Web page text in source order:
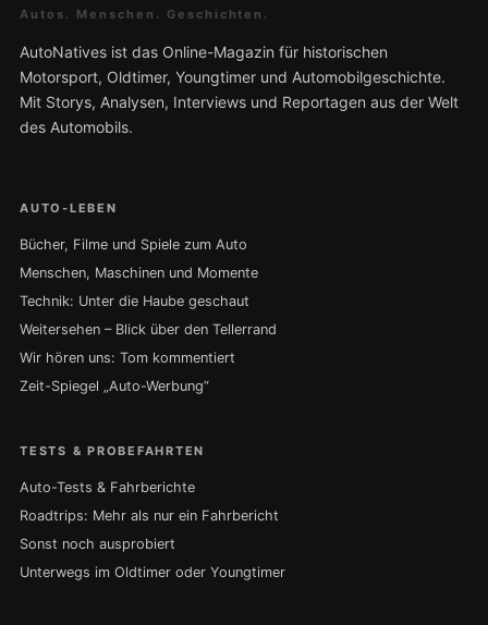
Autos. Menschen. Geschichten.
AutoNatives ist das Online-Magazin für historischen
Motorsport, Oldtimer, Youngtimer und Automobilgeschichte.
Mit Storys, Analysen, Interviews und Reportagen aus der Welt
des Automobils.
AUTO-LEBEN
Bücher, Filme und Spiele zum Auto
Menschen, Maschinen und Momente
Technik: Unter die Haube geschaut
Weitersehen – Blick über den Tellerrand
Wir hören uns: Tom kommentiert
Zeit-Spiegel „Auto-Werbung“
TESTS & PROBEFAHRTEN
Auto-Tests & Fahrberichte
Roadtrips: Mehr als nur ein Fahrbericht
Sonst noch ausprobiert
Unterwegs im Oldtimer oder Youngtimer